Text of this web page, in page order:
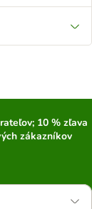
10 % zľava
zákazníkov